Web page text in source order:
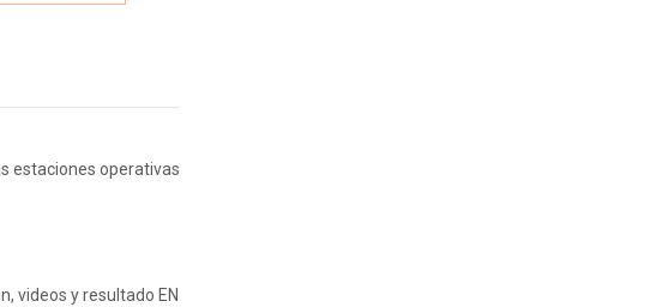
estaciones operativas
videos y resultado EN